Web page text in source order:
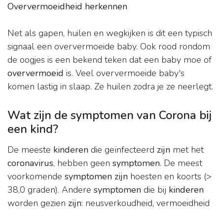
Oververmoeidheid herkennen
Net als gapen, huilen en wegkijken is dit een typisch
signaal een oververmoeide baby. Ook rood rondom
de oogjes is een bekend teken dat een baby moe of
oververmoeid is. Veel oververmoeide baby's
komen lastig in slaap. Ze huilen zodra je ze neerlegt.
Wat zijn de symptomen van Corona bij
een kind?
De meeste kinderen die geïnfecteerd zijn met het
coronavirus, hebben geen symptomen. De meest
voorkomende symptomen zijn hoesten en koorts (>
38,0 graden). Andere symptomen die bij kinderen
worden gezien zijn: neusverkoudheid, vermoeidheid